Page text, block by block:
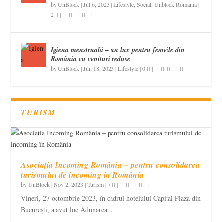
byUnBlock |Jul 6, 2023 |Lifestyle ,Social ,Unblock Romania|
2
|
Igiena menstruală – un lux pentru femeile din
România cu venituri reduse
byUnBlock |Jun 18, 2023 |Lifestyle|0 |
TURISM
Asociația Incoming România – pentru consolidarea
turismului de incoming în România
byUnBlock |Nov 2, 2023 |Turism|7 |
Vineri, 27 octombrie 2023, în cadrul hotelului Capital Plaza din
București, a avut loc Adunarea...